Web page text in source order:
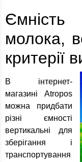
Ємність
молока,
критерії
В інтернет-
магазині Atropos
можна придбати
різні ємності
вертикальні для
зберігання і
транспортування